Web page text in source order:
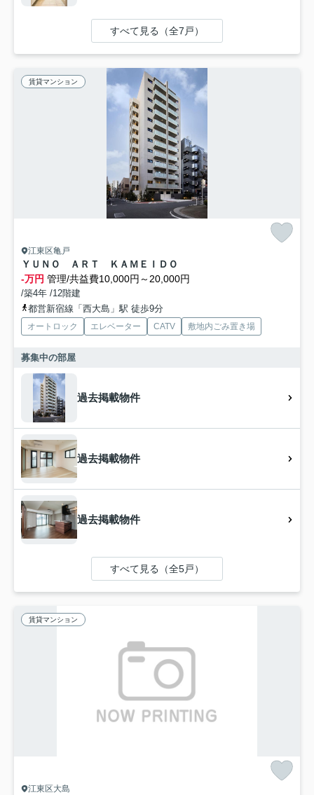
すべて見る（全7戸）
賃貸マンション
江東区亀戸
ＹＵＮＯ ＡＲＴ ＫＡＭＥＩＤＯ
-万円 管理/共益費10,000円～20,000円
/築4年 /12階建
都営新宿線「西大島」駅 徒歩9分
オートロック エレベーター CATV 敷地内ごみ置き場
募集中の部屋
過去掲載物件
過去掲載物件
過去掲載物件
すべて見る（全5戸）
賃貸マンション
江東区大島